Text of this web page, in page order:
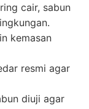
cair, sabun
kemasan
resmi agar
diuji agar